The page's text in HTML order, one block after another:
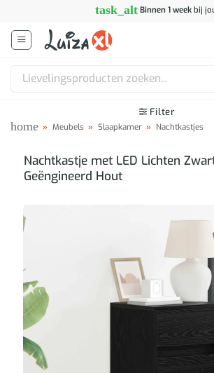
inhoud
task_alt Binnen 1 weekbij
Zoeken
Filter
home » Meubels » Slaapkamer » Nachtkastjes
Nachtkastje met LED Lichten
Geëngineerd Hout